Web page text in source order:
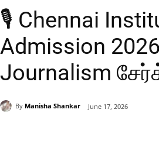
🎙️ Chennai
Admission
Journalism
By Manisha Shankar June 17, 2026